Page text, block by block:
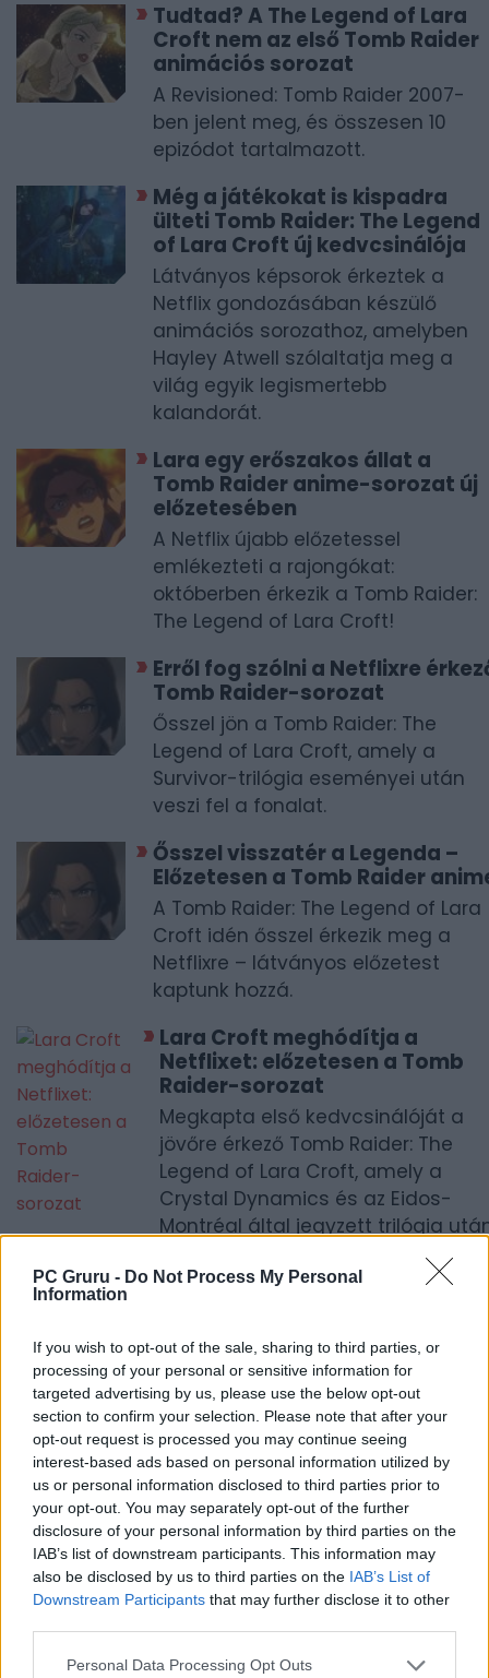
PC Gruru - Do Not Process My Personal
Information
If you wish to opt-out of the sale, sharing to third parties, or
processing of your personal or sensitive information for
targeted advertising by us, please use the below opt-out
section to confirm your selection. Please note that after your
opt-out request is processed you may continue seeing
interest-based ads based on personal information utilized by
us or personal information disclosed to third parties prior to
your opt-out. You may separately opt-out of the further
disclosure of your personal information by third parties on the
IAB’s list of downstream participants. This information may
also be disclosed by us to third parties on the IAB’s List of
Downstream Participants that may further disclose it to other
Personal Data Processing Opt Outs
Tudtad? A The Legend of Lara
Croft nem az első Tomb Raider
animációs sorozat
A Revisioned: Tomb Raider 2007-
ben jelent meg, és összesen 10
epizódot tartalmazott.
Még a játékokat is kispadra
ülteti Tomb Raider: The Legend
of Lara Croft új kedvcsinálója
Látványos képsorok érkeztek a
Netflix gondozásában készülő
animációs sorozathoz, amelyben
Hayley Atwell szólaltatja meg a
világ egyik legismertebb
kalandorát.
Lara egy erőszakos állat a
Tomb Raider anime-sorozat új
előzetesében
A Netflix újabb előzetessel
emlékezteti a rajongókat:
októberben érkezik a Tomb Raider:
The Legend of Lara Croft!
Erről fog szólni a Netflixre
Tomb Raider-sorozat
Ősszel jön a Tomb Raider: The
Legend of Lara Croft, amely a
Survivor-trilógia eseményei után
veszi fel a fonalat.
Ősszel visszatér a Legenda –
Előzetesen a Tomb Raider
A Tomb Raider: The Legend of Lara
Croft idén ősszel érkezik meg a
Netflixre – látványos előzetest
kaptunk hozzá.
Lara Croft meghódítja a
Netflixet: előzetesen a Tomb
Raider-sorozat
Megkapta első kedvcsinálóját a
jövőre érkező Tomb Raider: The
Legend of Lara Croft, amely a
Crystal Dynamics és az Eidos-
Montréal által jegyzett trilógia
LEGFRISSEBB VIDEÓNK